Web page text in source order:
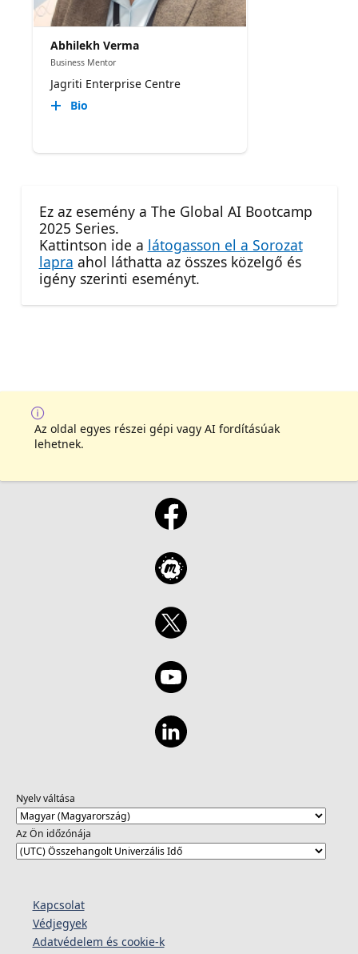
Abhilekh Verma
Business Mentor
Jagriti Enterprise Centre
Bio
Ez az esemény a The Global AI Bootcamp
2025 Series.
Kattintson ide a látogasson el a Sorozat
lapra ahol láthatta az összes közelgő és
igény szerinti eseményt.
Az oldal egyes részei gépi vagy AI fordításúak
lehetnek.
Nyelv váltása
Az Ön időzónája
Kapcsolat
Védjegyek
Adatvédelem és cookie-k